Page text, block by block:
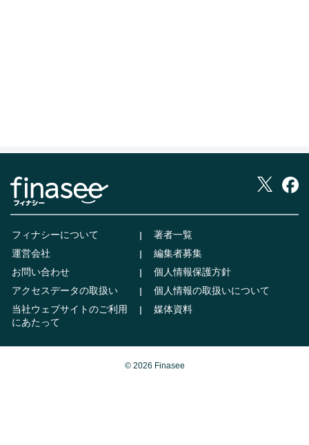
フィナシーについて
著者一覧
運営会社
編集者募集
お問い合わせ
個人情報保護方針
アクセスデータの取扱い
個人情報の取扱いについて
当社ウェブサイトのご利用
にあたって
媒体資料
© 2026 Finasee